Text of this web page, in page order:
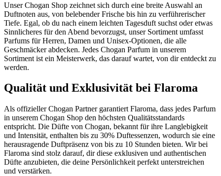
Unser Chogan Shop zeichnet sich durch eine breite Auswahl an
Duftnoten aus, von belebender Frische bis hin zu verführerischer
Tiefe. Egal, ob du nach einem leichten Tagesduft suchst oder etwas
Sinnlicheres für den Abend bevorzugst, unser Sortiment umfasst
Parfums für Herren, Damen und Unisex-Optionen, die alle
Geschmäcker abdecken. Jedes Chogan Parfum in unserem
Sortiment ist ein Meisterwerk, das darauf wartet, von dir entdeckt zu
werden.
Qualität und Exklusivität bei Flaroma
Als offizieller Chogan Partner garantiert Flaroma, dass jedes Parfum
in unserem Chogan Shop den höchsten Qualitätsstandards
entspricht. Die Düfte von Chogan, bekannt für ihre Langlebigkeit
und Intensität, enthalten bis zu 30% Duftessenzen, wodurch sie eine
herausragende Duftpräsenz von bis zu 10 Stunden bieten. Wir bei
Flaroma sind stolz darauf, dir diese exklusiven und authentischen
Düfte anzubieten, die deine Persönlichkeit perfekt unterstreichen
und verstärken.